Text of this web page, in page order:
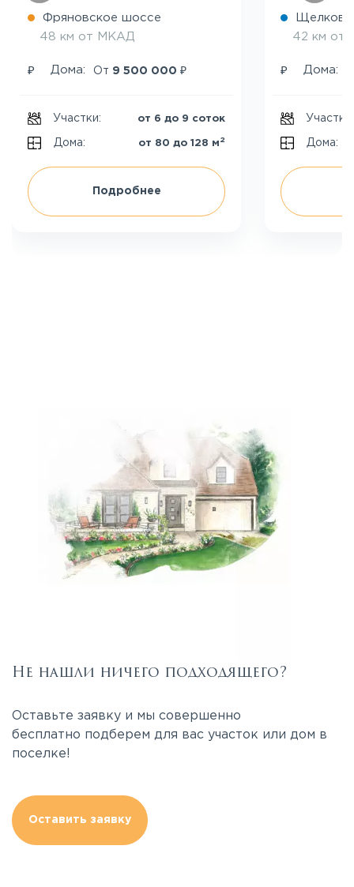
Фряновское шоссе
48 км от МКАД
₽ Дома: От 9 500 000 ₽
Участки: от 6 до 9 соток
Дома: от 80 до 128 м 2
Подробнее
42 км от
₽ Дома:
Участки:
Дома:
Не нашли ничего подходящего?
Оставьте заявку и мы совершенно
бесплатно подберем для вас участок или дом в
поселке!
Оставить заявку